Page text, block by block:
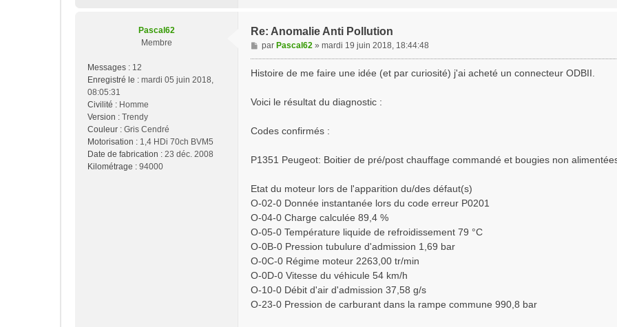
Pascal62
Membre
Messages : 12
Enregistré le : mardi 05 juin 2018,
08:05:31
Civilité : Homme
Version : Trendy
Couleur : Gris Cendré
Motorisation : 1,4 HDi 70ch BVM5
Date de fabrication : 23 déc. 2008
Kilométrage : 94000
Re: Anomalie Anti Pollution
M
e
s
g
par Pascal62» mardi 19 juin 2018, 18:44:48
Histoire de me faire une idée (et par curiosité) j'ai acheté un connecteur ODBII.
Voici le résultat du diagnostic :
Codes confirmés :
P1351 Peugeot: Boitier de pré/post chauffage commandé et bougies non
Etat du moteur lors de l'apparition du/des défaut(s)
O-02-0 Donnée instantanée lors du code erreur P0201
O-04-0 Charge calculée 89,4 %
O-05-0 Température liquide de refroidissement 79 °C
O-0B-0 Pression tubulure d'admission 1,69 bar
O-0C-0 Régime moteur 2263,00 tr/min
O-0D-0 Vitesse du véhicule 54 km/h
O-10-0 Débit d'air d'admission 37,58 g/s
O-23-0 Pression de carburant dans la rampe commune 990,8 bar